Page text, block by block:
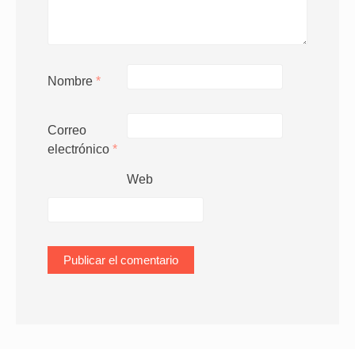
Nombre *
Correo
electrónico *
Web